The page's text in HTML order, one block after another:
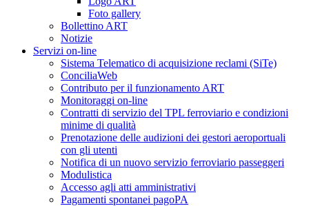
Foto gallery
Bollettino ART
Notizie
Servizi on-line
Sistema Telematico di acquisizione reclami (SiTe)
ConciliaWeb
Contributo per il funzionamento ART
Monitoraggi on-line
Contratti di servizio del TPL ferroviario e condizioni
minime di qualità
Prenotazione delle audizioni dei gestori aeroportuali
con gli utenti
Notifica di un nuovo servizio ferroviario passeggeri
Modulistica
Accesso agli atti amministrativi
Pagamenti spontanei pagoPA